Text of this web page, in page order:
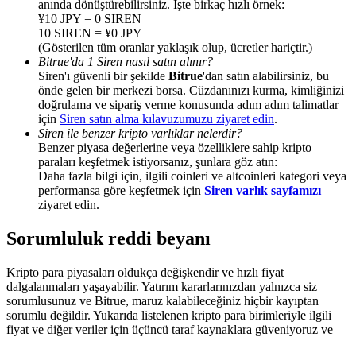
BTC Welcome Rewards
Deposit & Trade BTC to Share 25000 USDT prize pool!
Deposit CASHCAT & Win
Share 500000 CASHCAT prize pool
anında dönüştürebilirsiniz. İşte birkaç hızlı örnek:
¥10 JPY = 0 SIREN
10 SIREN = ¥0 JPY
(Gösterilen tüm oranlar yaklaşık olup, ücretler hariçtir.)
Bitrue'da 1 Siren nasıl satın alınır?
Siren'ı güvenli bir şekilde Bitrue'dan satın alabilirsiniz, bu
önde gelen bir merkezi borsa. Cüzdanınızı kurma, kimliğinizi
doğrulama ve sipariş verme konusunda adım adım talimatlar
için Siren satın alma kılavuzumuzu ziyaret edin.
Siren ile benzer kripto varlıklar nelerdir?
Benzer piyasa değerlerine veya özelliklere sahip kripto
paraları keşfetmek istiyorsanız, şunlara göz atın:
Daha fazla bilgi için, ilgili coinleri ve altcoinleri kategori veya
performansa göre keşfetmek için Siren varlık sayfamızı
ziyaret edin.
Sorumluluk reddi beyanı
Kripto para piyasaları oldukça değişkendir ve hızlı fiyat
dalgalanmaları yaşayabilir. Yatırım kararlarınızdan yalnızca siz
sorumlusunuz ve Bitrue, maruz kalabileceğiniz hiçbir kayıptan
sorumlu değildir. Yukarıda listelenen kripto para birimleriyle ilgili
fiyat ve diğer veriler için üçüncü taraf kaynaklara güveniyoruz ve